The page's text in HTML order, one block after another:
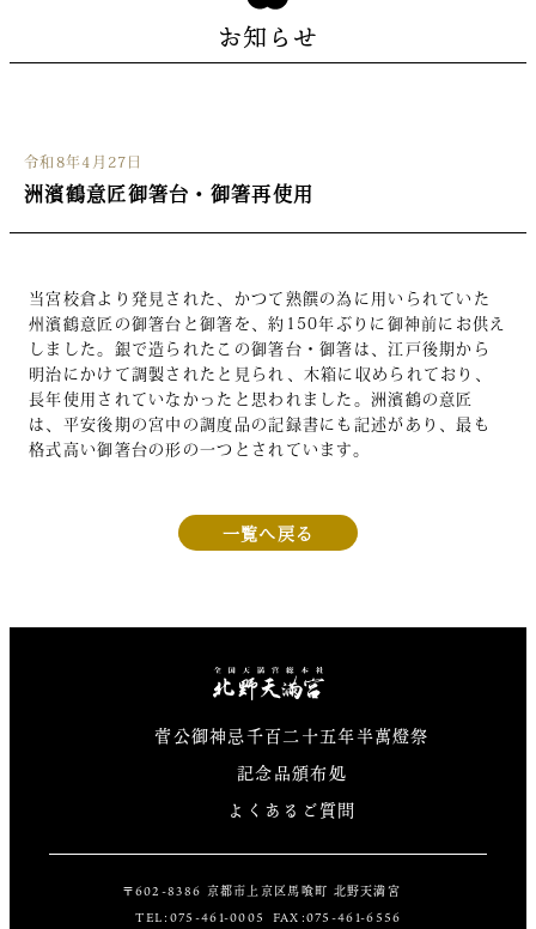
お知らせ
令和8年4月27日
洲濱鶴意匠御箸台・御箸再使用
当宮校倉より発見された、かつて熟饌の為に用いられていた
州濱鶴意匠の御箸台と御箸を、約150年ぶりに御神前にお供え
しました。銀で造られたこの御箸台・御箸は、江戸後期から
明治にかけて調製されたと見られ、木箱に収められており、
長年使用されていなかったと思われました。洲濱鶴の意匠
は、平安後期の宮中の調度品の記録書にも記述があり、最も
格式高い御箸台の形の一つとされています。
一覧へ戻る
北野天満宮
菅公御神忌千百二十五年半萬燈祭
記念品頒布処
よくあるご質問
〒602-8386 京都市上京区馬喰町 北野天満宮
TEL:075-461-0005 FAX:075-461-6556